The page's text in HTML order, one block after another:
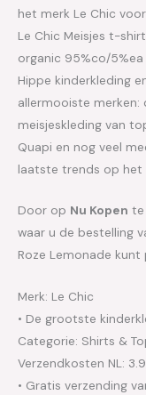
het merk Le Chic
Le Chic Meisjes t-
organic 95%co/5%ea
Hippe kinderkleding
allermooiste merken:
meisjeskleding van
Quapi en nog veel
laatste trends op het
Door op Nu Kopen te
waar u de bestelling
Roze Lemonade kunt
Merk: Le Chic
• De grootste
Categorie: Shirts &
Verzendkosten NL:
• Gratis verzending